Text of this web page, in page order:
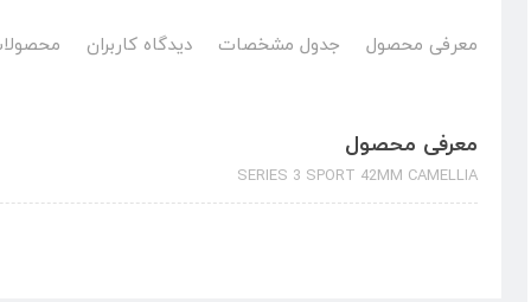
معرفی محصول جدول مشخصات دیدگاه کاربران
معرفی محصول
SERIES 3 SPORT 42MM CAMELLIA